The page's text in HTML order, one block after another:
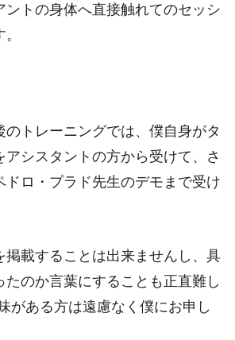
ントの身体へ直接触れてのセッシ
のトレーニングでは、僕自身がタ
アシスタントの方から受けて、さ
ドロ・プラド先生のデモまで受け
掲載することは出来ませんし、具
たのか言葉にすることも正直難し
がある方は遠慮なく僕にお申し